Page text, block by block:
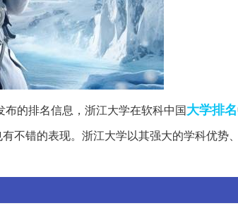
的排名信息，浙江大学在软科中国大学排名
不错的表现。浙江大学以其强大的学科优势